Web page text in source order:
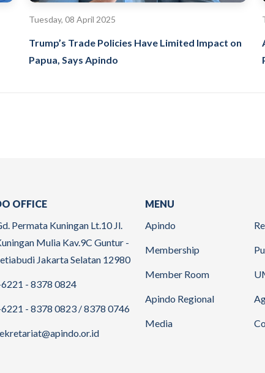
Tuesday, 08 April 2025
Trump’s Trade Policies Have Limited Impact on
Papua, Says Apindo
OFFICE
Permata Kuningan Lt.10 Jl.
Mulia Kav.9C Guntur -
Jakarta Selatan 12980
- 8378 0824
- 8378 0823 / 8378 0746
MENU
Apindo
Membership
Member Room
Apindo Regional
Media